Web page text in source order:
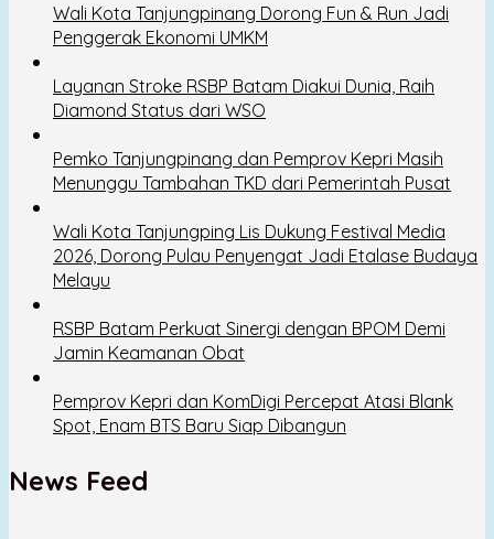
Wali Kota Tanjungpinang Dorong Fun & Run Jadi
Penggerak Ekonomi UMKM
Layanan Stroke RSBP Batam Diakui Dunia, Raih
Diamond Status dari WSO
Pemko Tanjungpinang dan Pemprov Kepri Masih
Menunggu Tambahan TKD dari Pemerintah Pusat
Wali Kota Tanjungping Lis Dukung Festival Media
2026, Dorong Pulau Penyengat Jadi Etalase Budaya
Melayu
RSBP Batam Perkuat Sinergi dengan BPOM Demi
Jamin Keamanan Obat
Pemprov Kepri dan KomDigi Percepat Atasi Blank
Spot, Enam BTS Baru Siap Dibangun
News Feed